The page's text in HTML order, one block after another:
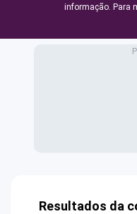
informação. Para
Resultados da